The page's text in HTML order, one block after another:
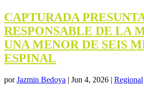
CAPTURADA
RESPONSABLE DE LA
UNA MENOR DE SEIS
ESPINAL
porJazmin Bedoya | Jun 4, 2026 | Regional